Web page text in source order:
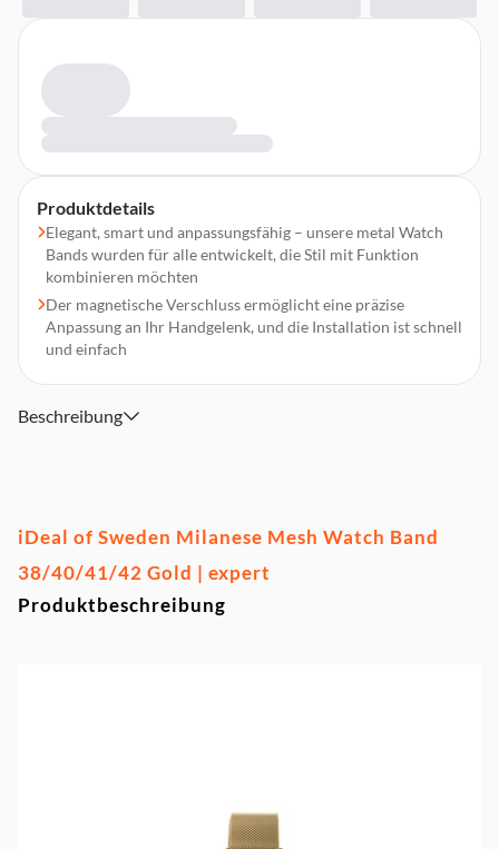
Produktdetails
Elegant, smart und anpassungsfähig – unsere metal Watch
Bands wurden für alle entwickelt, die Stil mit Funktion
kombinieren möchten
Der magnetische Verschluss ermöglicht eine präzise
Anpassung an Ihr Handgelenk, und die Installation ist schnell
und einfach
Beschreibung
iDeal of Sweden Milanese Mesh Watch Band
38/40/41/42 Gold | expert
Produktbeschreibung